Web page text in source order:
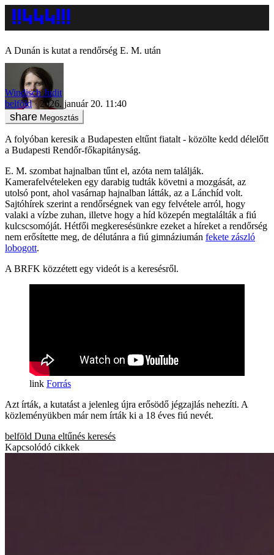
A Dunán is kutat a rendőrség E. M. után
Windisch Judit
belföld
2026. január 20. 11:40
Megosztás
A folyóban keresik a Budapesten eltűnt fiatalt - közölte kedd délelőtt
a Budapesti Rendőr-főkapitányság.
E. M. szombat hajnalban tűnt el, azóta nem találják.
Kamerafelvételeken egy darabig tudták követni a mozgását, az
utolsó pont, ahol vasárnap hajnalban látták, az a Lánchíd volt.
Sajtóhírek szerint a rendőrségnek van egy felvétele arról, hogy
valaki a vízbe zuhan, illetve hogy a híd közepén megtalálták a fiú
kulcscsomóját. Hétfői megkeresésünkre ezeket a híreket a rendőrség
nem erősítette meg, de délutánra a fiú gimnáziumán fekete zászló
lobogott.
A BRFK közzétett egy videót is a keresésről.
Forrás
Azt írták, a kutatást a jelenleg újra erősödő jégzajlás nehezíti. A
közleményükben már nem írták ki a 18 éves fiú nevét.
belföld Duna eltűnés keresés
Kapcsolódó cikkek